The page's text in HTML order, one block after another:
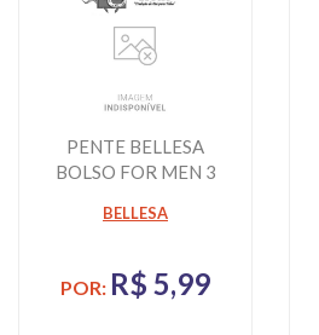
PENTE BELLESA
BOLSO FOR MEN 3
BELLESA
POR: R$ 5,99